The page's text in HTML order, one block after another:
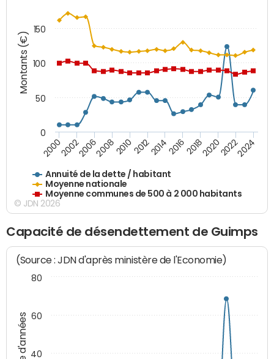
Montants (€)
Annuité de la dette / habitant
Moyenne nationale
Moyenne communes de 500 à 2 000 habitants
200020022006200820102012201420162018202020222024
0
50
100
150
© JDN 2026
Capacité de désendettement de Guimps
(Source : JDN d'après ministère de l'Economie)
40
60
80